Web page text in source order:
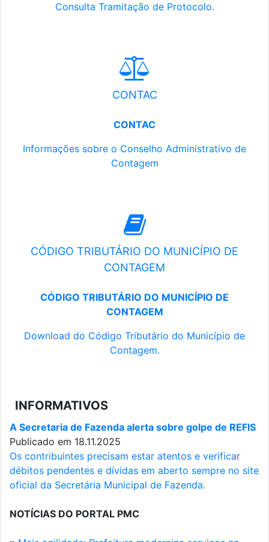
Consulta Tramitação de Protocolo.
CONTAC
CONTAC
Informações sobre o Conselho Administrativo de
Contagem
CÓDIGO TRIBUTÁRIO DO MUNICÍPIO DE
CONTAGEM
CÓDIGO TRIBUTÁRIO DO MUNICÍPIO DE
CONTAGEM
Download do Código Tributário do Município de
Contagem.
INFORMATIVOS
A Secretaria de Fazenda alerta sobre golpe de REFIS
Publicado em 18.11.2025
Os contribuintes precisam estar atentos e verificar
débitos pendentes e dívidas em aberto sempre no site
oficial da Secretária Municipal de Fazenda.
NOTÍCIAS DO PORTAL PMC